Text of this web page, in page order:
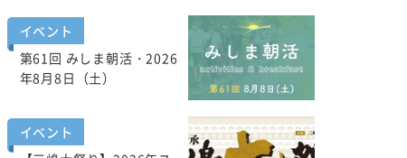
イベント
第61回 みしま朝活・2026
年8月8日（土）
イベント